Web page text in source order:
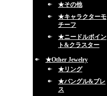
★その他
★キャラクターモ
チーフ
★ニードルポイン
ト&クラスター
★Other Jewelry
★リング
★バングル&ブレ
ス